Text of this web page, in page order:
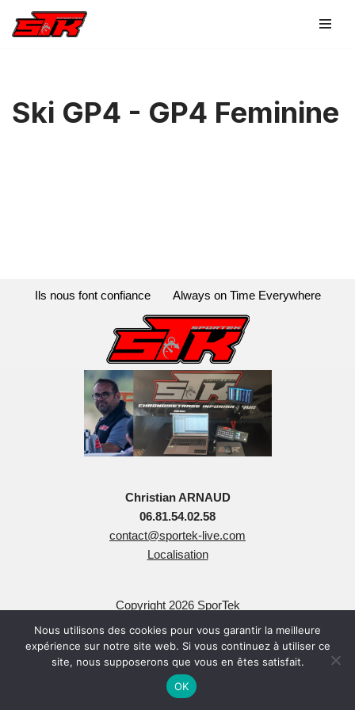
Ski GP4 - GP4 Feminine
Ils nous font confiance Always on Time Everywhere
Christian ARNAUD
06.81.54.02.58
contact@sportek-live.com
Localisation
Copyright 2026 SporTek
Tous Droits Réservés
| Propulsé par
Nous utilisons des cookies pour vous garantir la meilleure
expérience sur notre site web. Si vous continuez à utiliser ce
site, nous supposerons que vous en êtes satisfait.
OK